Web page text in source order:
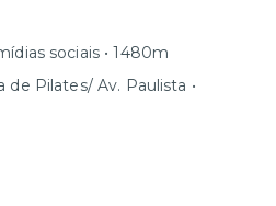
sociais • 1480m
Pilates/ Av. Paulista •